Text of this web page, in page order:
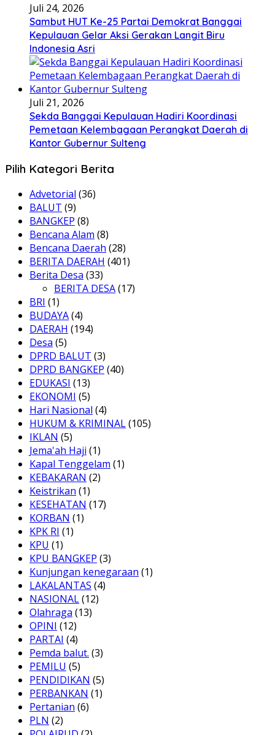
Juli 24, 2026
Sambut HUT Ke-25 Partai Demokrat Banggai
Kepulauan Gelar Aksi Gerakan Langit Biru
Indonesia Asri
Juli 21, 2026
Sekda Banggai Kepulauan Hadiri Koordinasi
Pemetaan Kelembagaan Perangkat Daerah di
Kantor Gubernur Sulteng
Pilih Kategori Berita
Advetorial (36)
BALUT (9)
BANGKEP (8)
Bencana Alam (8)
Bencana Daerah (28)
BERITA DAERAH (401)
Berita Desa (33)
BERITA DESA(17)
BRI (1)
BUDAYA(4)
DAERAH (194)
Desa (5)
DPRD BALUT (3)
DPRD BANGKEP (40)
EDUKASI (13)
EKONOMI (5)
Hari Nasional (4)
HUKUM & KRIMINAL(105)
IKLAN (5)
Jema'ah Haji (1)
Kapal Tenggelam (1)
KEBAKARAN (2)
Keistrikan (1)
KESEHATAN (17)
KORBAN (1)
KPK RI (1)
KPU (1)
KPU BANGKEP (3)
Kunjungan kenegaraan (1)
LAKALANTAS (4)
NASIONAL(12)
Olahraga (13)
OPINI (12)
PARTAI (4)
Pemda balut. (3)
PEMILU (5)
PENDIDIKAN (5)
PERBANKAN (1)
Pertanian (6)
PLN (2)